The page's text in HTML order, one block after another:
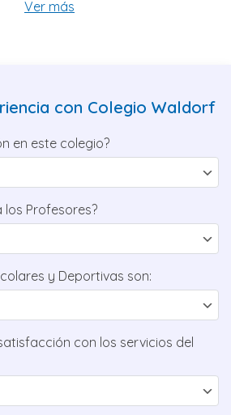
Ver más
con Colegio Waldorf
en este colegio?
Profesores?
y Deportivas son:
con los servicios del